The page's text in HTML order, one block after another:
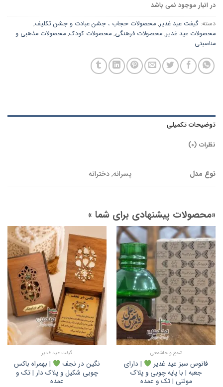
در انبار موجود نمی باشد
دسته: گیفت عید غدیر, محصولات حجاب ، جشن عبادت و جشن تکلیف,
محصولات عید غدیر, محصولات فرهنگی, محصولات کودک, محصولات مذهبی و
مناسبتی
توضیحات تکمیلی
نظرات (0)
نوع مدل پسرانه, دخترانه
«محصولات پیشنهادی برای شما »
شمع و جاشمعی
فانوس سبز عید غدیر
| دارای
جعبه | با پایه چوبی و پلاک
مولتی | تک و عمده
گیفت عید غدیر
نگین در نجف
| بهمراه باکس
چوبی شکیل و پلاک دار | تک و
عمده